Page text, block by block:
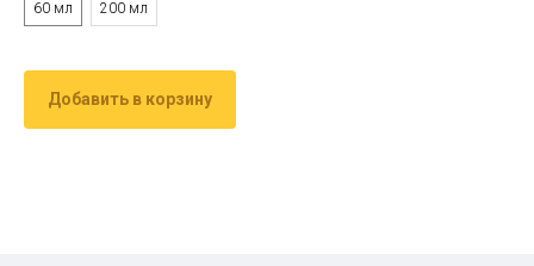
60 мл
200 мл
Добавить в корзину